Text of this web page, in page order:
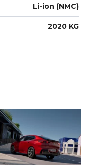
Li-ion (NMC)
2020 KG